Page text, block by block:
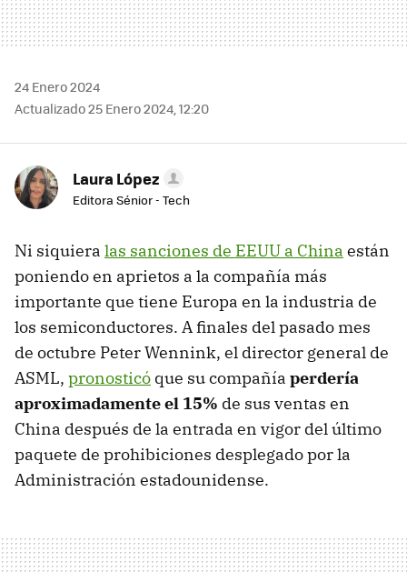
24 Enero 2024
Actualizado 25 Enero 2024, 12:20
Laura López
Editora Sénior - Tech
Ni siquiera las sanciones de EEUU a China están
poniendo en aprietos a la compañía más
importante que tiene Europa en la industria de
los semiconductores. A finales del pasado mes
de octubre Peter Wennink, el director general de
ASML, pronosticó que su compañía perdería
aproximadamente el 15% de sus ventas en
China después de la entrada en vigor del último
paquete de prohibiciones desplegado por la
Administración estadounidense.